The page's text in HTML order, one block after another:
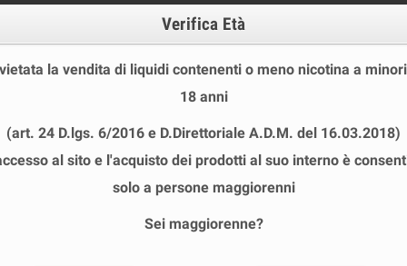
USA E GETTA LIQUIDI PRONTI SHOT E
Galactika Isolatore Per Vega Cloud Box Meccanica 1pz
Verifica Età
la vendita di liquidi contenenti o meno nicotina a
18 anni
(art. 24 D.lgs. 6/2016 e D.Direttoriale A.D.M. del 16.03.2018)
al sito e l'acquisto dei prodotti al suo interno è
solo a persone maggiorenni
Sei maggiorenne?